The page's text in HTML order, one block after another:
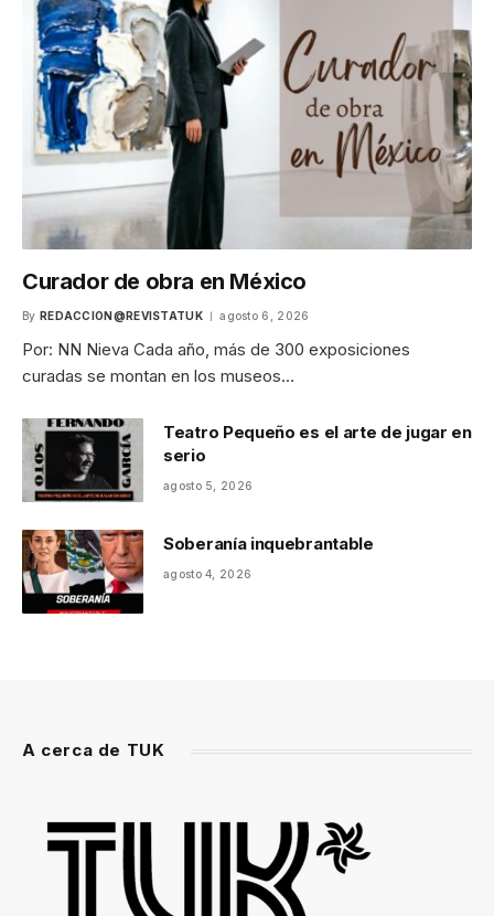
Curador de obra en México
By REDACCION@REVISTATUK agosto 6, 2026
Por: NN Nieva Cada año, más de 300 exposiciones
curadas se montan en los museos…
Teatro Pequeño es el arte de jugar en
serio
agosto 5, 2026
Soberanía inquebrantable
agosto 4, 2026
A cerca de TUK